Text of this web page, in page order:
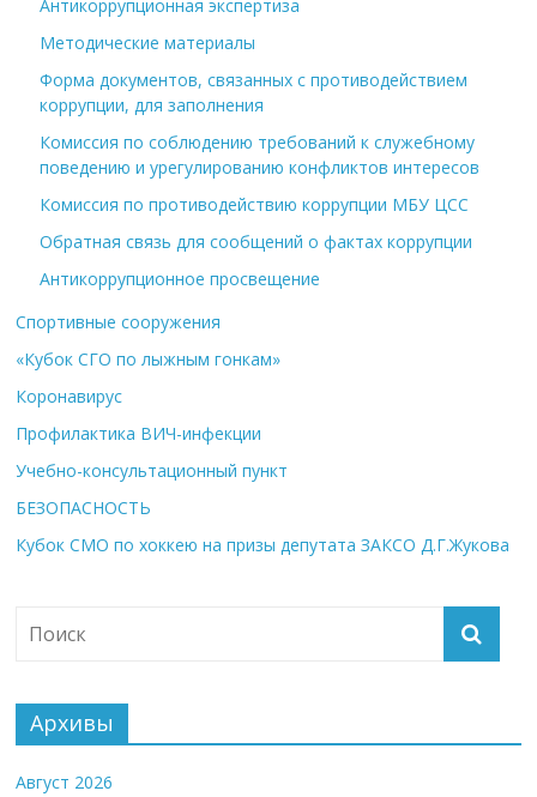
Антикоррупционная экспертиза
Методические материалы
Форма документов, связанных с противодействием
коррупции, для заполнения
Комиссия по соблюдению требований к служебному
поведению и урегулированию конфликтов интересов
Комиссия по противодействию коррупции МБУ ЦСС
Обратная связь для сообщений о фактах коррупции
Антикоррупционное просвещение
Спортивные сооружения
«Кубок СГО по лыжным гонкам»
Коронавирус
Профилактика ВИЧ-инфекции
Учебно-консультационный пункт
БЕЗОПАСНОСТЬ
Кубок СМО по хоккею на призы депутата ЗАКСО Д.Г.Жукова
Архивы
Август 2026